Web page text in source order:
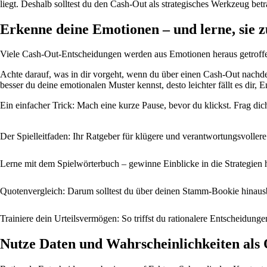
liegt. Deshalb solltest du den Cash-Out als strategisches Werkzeug
Erkenne deine Emotionen – und lerne, sie
Viele Cash-Out-Entscheidungen werden aus Emotionen heraus
Achte darauf, was in dir vorgeht, wenn du über einen Cash-Out
besser du deine emotionalen Muster kennst, desto leichter fällt es
Ein einfacher Trick: Mach eine kurze Pause, bevor du klickst. Frag
Der Spielleitfaden: Ihr Ratgeber für klügere und
Lerne mit dem Spielwörterbuch – gewinne Einblicke in die Strategien
Quotenvergleich: Darum solltest du über deinen Stamm-Bookie
Trainiere dein Urteilsvermögen: So triffst du rationalere
Nutze Daten und Wahrscheinlichkeiten